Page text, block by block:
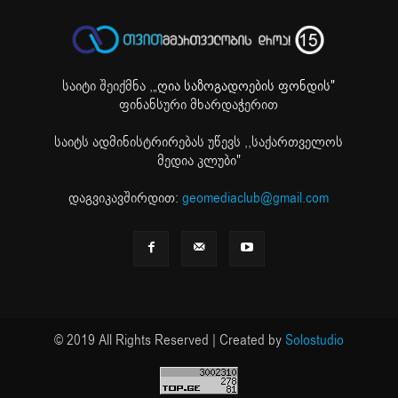
საიტი შეიქმნა ,„ღია საზოგადოების ფონდის"
ფინანსური მხარდაჭერით
საიტს ადმინისტრირებას უწევს ,,საქართველოს
მედია კლუბი"
დაგვიკავშირდით:geomediaclub@gmail.com
© 2019 All Rights Reserved | Created bySolostudio